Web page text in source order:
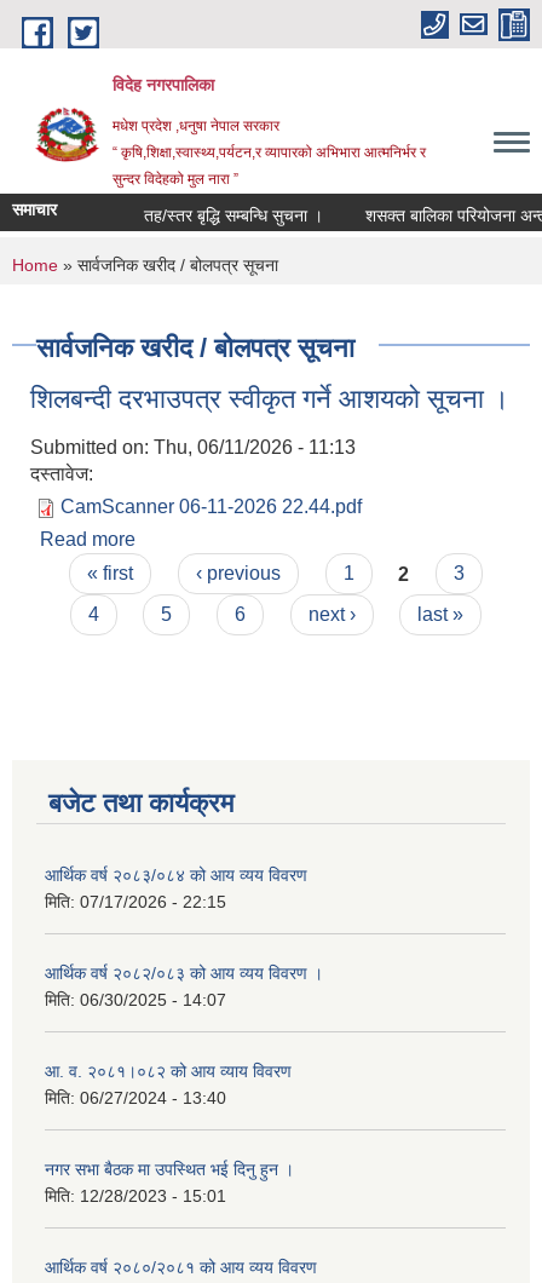
Skip to main content
विदेह नगरपालिका
मधेश प्रदेश ,धनुषा नेपाल सरकार
“ कृषि,शिक्षा,स्वास्थ्य,पर्यटन,र व्यापारको अभिभारा आत्मनिर्भर र
सुन्दर विदेहको मुल नारा ”
समाचार तह/स्तर बृद्धि सम्बन्धि सुचना । शसक्त बालिका परियोजना
You are here
Home » सार्वजनिक खरीद / बोलपत्र सूचना
सार्वजनिक खरीद / बोलपत्र सूचना
शिलबन्दी दरभाउपत्र स्वीकृत गर्ने आशयको सूचना ।
Submitted on: Thu, 06/11/2026 - 11:13
दस्तावेज:
CamScanner 06-11-2026 22.44.pdf
Read more
Pages
« first ‹ previous 1 2
3
4
5 6 next › last »
बजेट तथा कार्यक्रम
आर्थिक वर्ष २०८३/०८४ को आय व्यय विवरण
मिति: 07/17/2026 - 22:15
आर्थिक वर्ष २०८२/०८३ को आय व्यय विवरण ।
मिति: 06/30/2025 - 14:07
आ. व. २०८१।०८२ को आय व्याय विवरण
मिति: 06/27/2024 - 13:40
नगर सभा बैठक मा उपस्थित भई दिनु हुन ।
मिति: 12/28/2023 - 15:01
आर्थिक वर्ष २०८०/२०८१ को आय व्यय विवरण